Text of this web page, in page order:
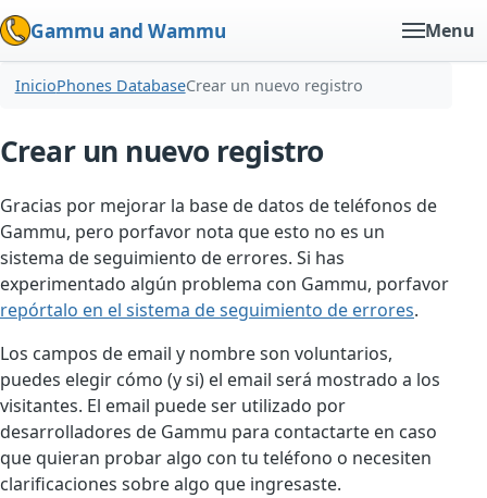
Gammu and Wammu Menu
InicioPhones DatabaseCrear un nuevo registro
Crear un nuevo registro
Gracias por mejorar la base de datos de teléfonos de
Gammu, pero porfavor nota que esto no es un
sistema de seguimiento de errores. Si has
experimentado algún problema con Gammu, porfavor
repórtalo en el sistema de seguimiento de errores.
Los campos de email y nombre son voluntarios,
puedes elegir cómo (y si) el email será mostrado a los
visitantes. El email puede ser utilizado por
desarrolladores de Gammu para contactarte en caso
que quieran probar algo con tu teléfono o necesiten
clarificaciones sobre algo que ingresaste.